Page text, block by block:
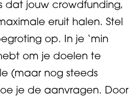
dat jouw crowdfunding,
eruit halen. Stel
op. In je ‘min
om je doelen te
(maar nog steeds
je de aanvragen. Door